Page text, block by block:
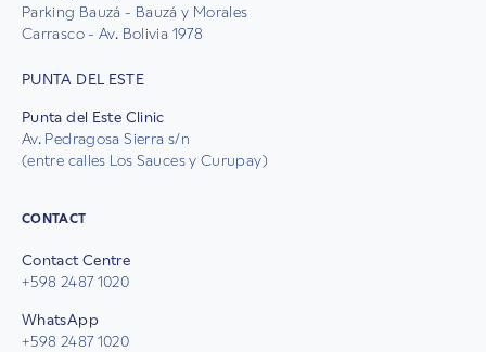
Parking Bauzá - Bauzá y Morales
Carrasco - Av. Bolivia 1978
PUNTA DEL ESTE
Punta del Este Clinic
Av. Pedragosa Sierra s/n
(entre calles Los Sauces y Curupay)
CONTACT
Contact Centre
+598 2487 1020
WhatsApp
+598 2487 1020